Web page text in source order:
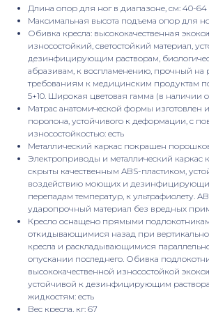
Длина опор для ног в диапазоне, см: 40-64
Максимальная высота подъема опор для
Обивка кресла: высококачественная
износостойкий, светостойкий материал,
дезинфицирующим растворам,
абразивам, к воспламенению, прочный на
требованиям к медицинским продуктам по
5+10. Широкая цветовая гамма (в наличии
Матрас анатомической формы изготовлен
поролона, устойчивого к деформации, с
износостойкостью: есть
Металлический каркас покрашен
Электроприводы и металлический каркас
скрыты качественным ABS-пластиком,
воздействию моющих и
перепадам температур, к ультрафиолету.
ударопрочный материал без вредных
Кресло оснащено прямыми
откидывающимися назад при
кресла и раскладывающимися
опускании последнего. Обивка
высококачественной износостойкой
устойчивой к дезинфицирующим
жидкостям: есть
Вес кресла, кг: 67